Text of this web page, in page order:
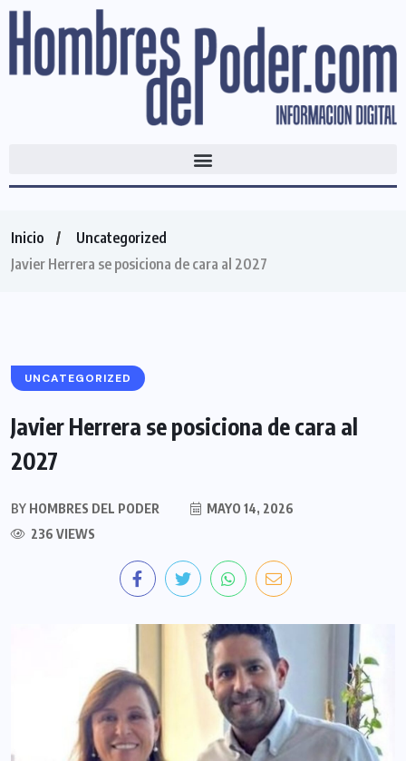
Inicio
Uncategorized
Javier Herrera se posiciona de cara al 2027
UNCATEGORIZED
Javier Herrera se posiciona de cara al
2027
BY HOMBRES DEL PODER
MAYO 14, 2026
236 VIEWS